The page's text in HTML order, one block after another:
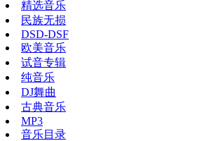
精选音乐
民族无损
DSD-DSF
欧美音乐
试音专辑
纯音乐
DJ舞曲
古典音乐
MP3
音乐目录